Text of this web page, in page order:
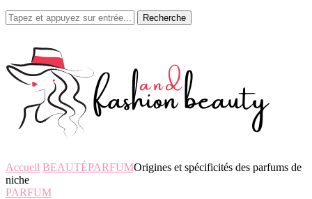
Recherche
Accueil BEAUTÉPARFUMOrigines et spécificités des parfums de
niche
PARFUM